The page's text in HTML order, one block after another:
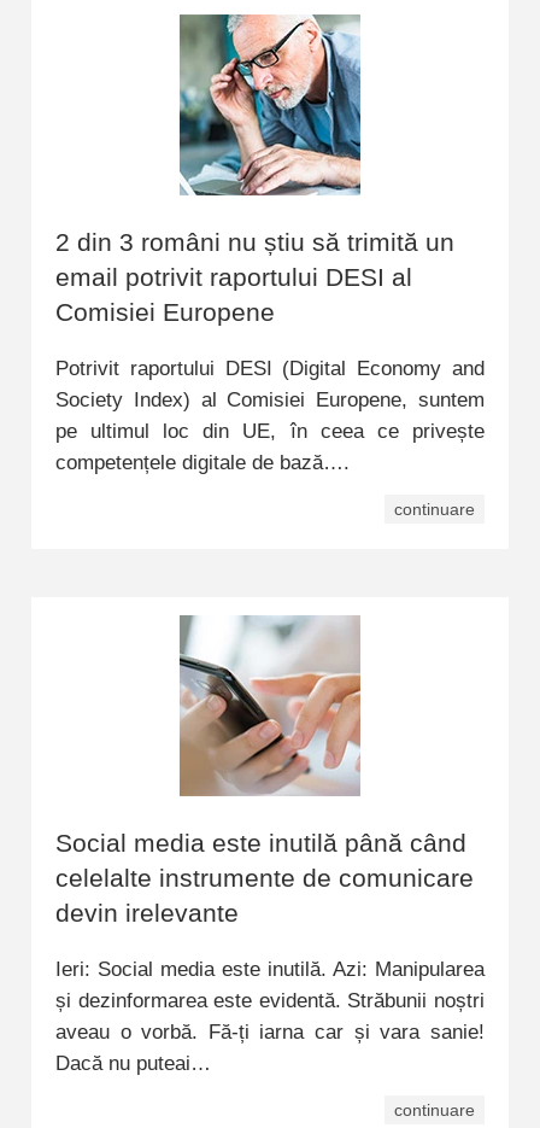
2 din 3 români nu știu să trimită un
email potrivit raportului DESI al
Comisiei Europene
Potrivit raportului DESI (Digital Economy and
Society Index) al Comisiei Europene, suntem
pe ultimul loc din UE, în ceea ce privește
competențele digitale de bază….
continuare
Social media este inutilă până când
celelalte instrumente de comunicare
devin irelevante
Ieri: Social media este inutilă. Azi: Manipularea
și dezinformarea este evidentă. Străbunii noștri
aveau o vorbă. Fă-ți iarna car și vara sanie!
Dacă nu puteai…
continuare